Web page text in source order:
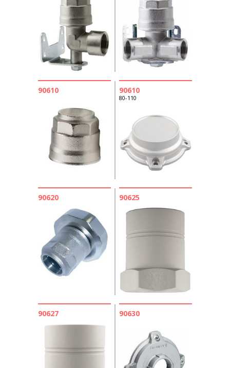
90610 90610
80-110
90620 90625
90627 90630